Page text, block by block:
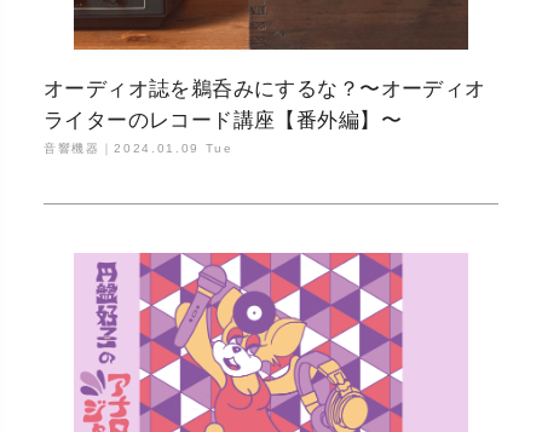
オーディオ誌を鵜呑みにするな？〜オーディオ
ライターのレコード講座【番外編】〜
音響機器｜2024.01.09 Tue